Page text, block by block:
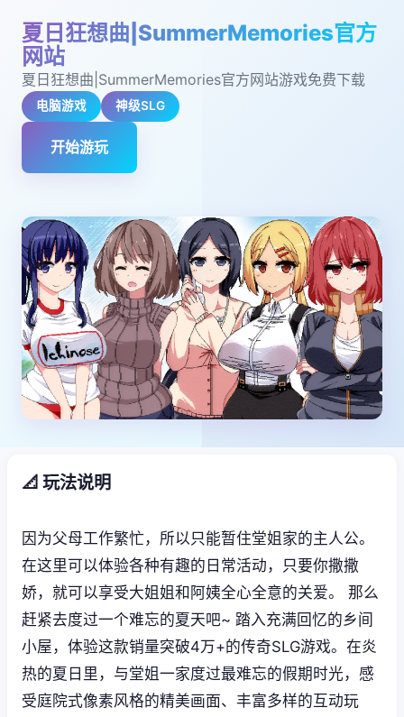
夏日狂想曲|SummerMemories官方
网站
夏日狂想曲|SummerMemories官方网站游戏免费下载
电脑游戏 神级SLG
开始游玩
📐 玩法说明
因为父母工作繁忙，所以只能暂住堂姐家的主人公。
在这里可以体验各种有趣的日常活动，只要你撒撒
娇，就可以享受大姐姐和阿姨全心全意的关爱。 那么
赶紧去度过一个难忘的夏天吧~ 踏入充满回忆的乡间
小屋，体验这款销量突破4万+的传奇SLG游戏。在炎
热的夏日里，与堂姐一家度过最难忘的假期时光，感
受庭院式像素风格的精美画面、丰富多样的互动玩